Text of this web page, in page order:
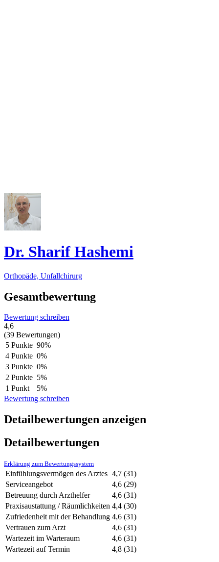
Dr. Sharif Hashemi
Orthopäde, Unfallchirurg
Gesamtbewertung
Bewertung schreiben
4,6
(39 Bewertungen)
5 Punkte 90%
4 Punkte 0%
3 Punkte 0%
2 Punkte 5%
1 Punkt
5%
Bewertung schreiben
Detailbewertungen anzeigen
Detailbewertungen
Erklärung zum Bewertungssystem
Einfühlungsvermögen des Arztes 4,7 (31)
Serviceangebot
4,6 (29)
Betreuung durch Arzthelfer
4,6 (31)
Praxisaustattung / Räumlichkeiten 4,4 (30)
Zufriedenheit mit der Behandlung 4,6 (31)
Vertrauen zum Arzt
4,6 (31)
Wartezeit im Warteraum
4,6 (31)
Wartezeit auf Termin
4,8 (31)